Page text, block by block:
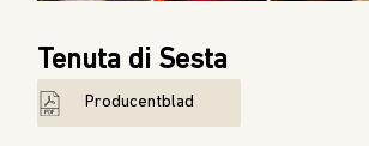
OM OSS
WEBBSHOP
Tenuta di Sesta
Producentblad